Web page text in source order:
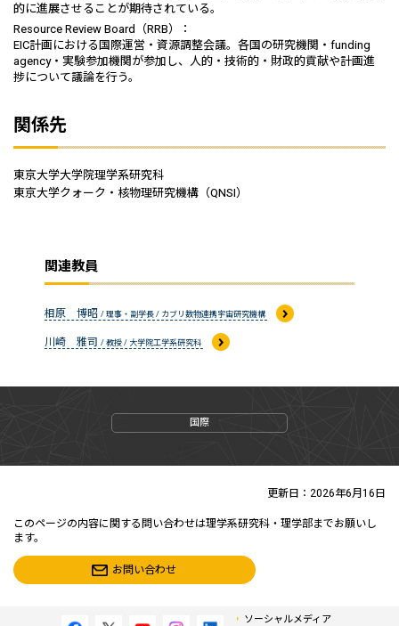
的に進展させることが期待されている。
Resource Review Board（RRB）：
EIC計画における国際運営・資源調整会議。各国の研究機関・funding
agency・実験参加機関が参加し、人的・技術的・財政的貢献や計画進
捗について議論を行う。
関係先
東京大学大学院理学系研究科
東京大学クォーク・核物理研究機構（QNSI）
関連教員
相原 博昭 / 理事・副学長 / カブリ数物連携宇宙研究機構
川崎 雅司 / 教授 / 大学院工学系研究科
国際
更新日：2026年6月16日
このページの内容に関する問い合わせは理学系研究科・理学部までお願いし
ます。
お問い合わせ
ソーシャルメディア